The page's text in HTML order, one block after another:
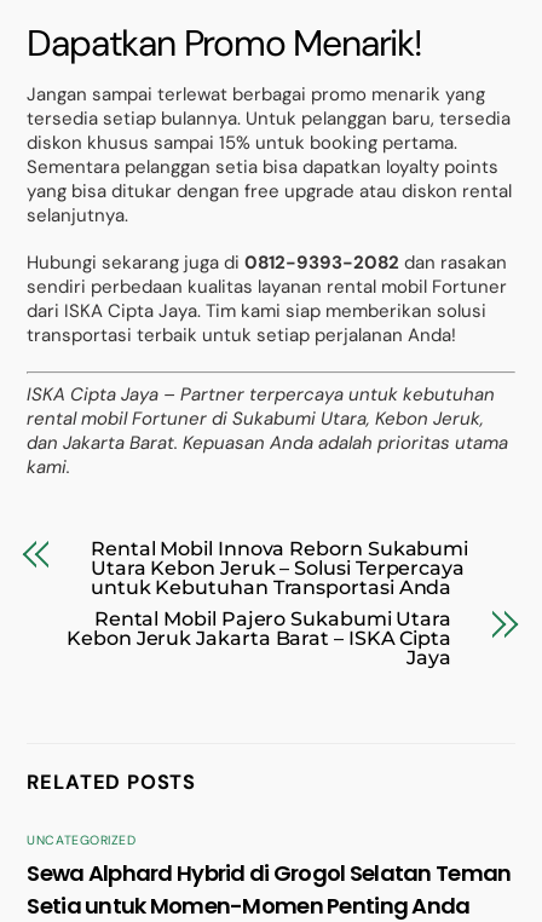
Dapatkan Promo Menarik!
Jangan sampai terlewat berbagai promo menarik yang
tersedia setiap bulannya. Untuk pelanggan baru, tersedia
diskon khusus sampai 15% untuk booking pertama.
Sementara pelanggan setia bisa dapatkan loyalty points
yang bisa ditukar dengan free upgrade atau diskon rental
selanjutnya.
Hubungi sekarang juga di0812-9393-2082 dan rasakan
sendiri perbedaan kualitas layanan rental mobil Fortuner
dari ISKA Cipta Jaya. Tim kami siap memberikan solusi
transportasi terbaik untuk setiap perjalanan Anda!
ISKA Cipta Jaya – Partner terpercaya untuk kebutuhan
rental mobil Fortuner di Sukabumi Utara, Kebon Jeruk,
dan Jakarta Barat. Kepuasan Anda adalah prioritas utama
kami.
Rental Mobil Innova Reborn Sukabumi
Utara Kebon Jeruk – Solusi Terpercaya
untuk Kebutuhan Transportasi Anda
Rental Mobil Pajero Sukabumi Utara
Kebon Jeruk Jakarta Barat – ISKA Cipta
Jaya
RELATED POSTS
UNCATEGORIZED
Sewa Alphard Hybrid di Grogol Selatan Teman
Setia untuk Momen-Momen Penting Anda